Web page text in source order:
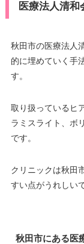
医療法人清和
秋田市の医療法人
的に埋めていく手
す。
取り扱っているヒ
ラミスライト、ボ
です。
クリニックは秋田
すい点がうれしい
秋田市にある医